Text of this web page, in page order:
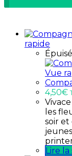
rapide
Épuisé
Vue
4,50€
les
soir
Lire la